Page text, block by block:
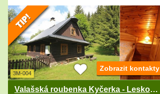
3M-004
Valašská roubenka Kyčerka - Leskové - Beskydy
Zobrazit kontakty